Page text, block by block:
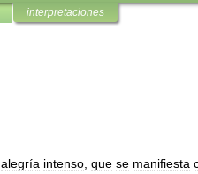
interpretaciones
alegría intenso que se manifiesta